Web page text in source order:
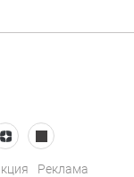
Реклама